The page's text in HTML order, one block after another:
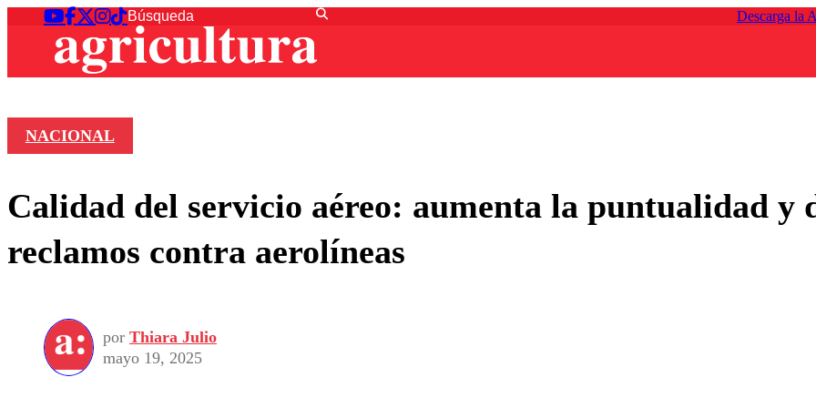
Descarga la
NACIONAL
Calidad del servicio aéreo: aumenta la puntualidad y
reclamos contra aerolíneas
por Thiara Julio
mayo 19, 2025